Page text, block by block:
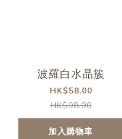
波羅白水晶簇
HK$58.00
HK$98.00
加入購物車